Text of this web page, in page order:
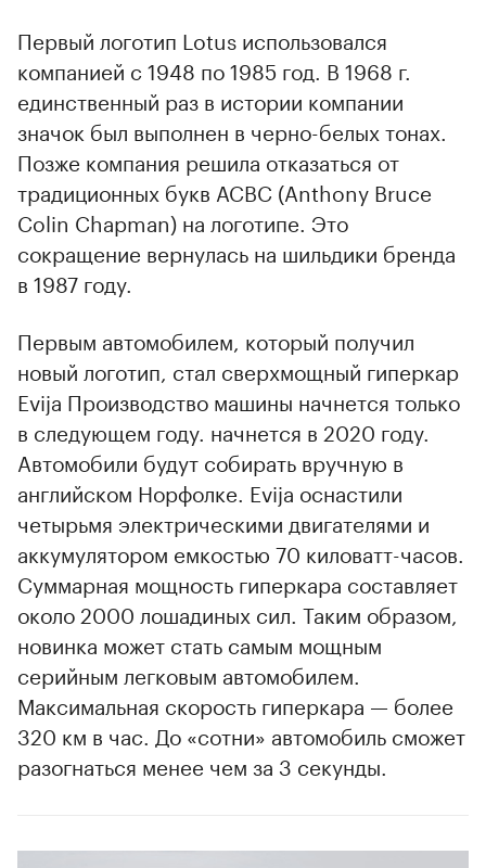
Первый логотип Lotus использовался
компанией с 1948 по 1985 год. В 1968 г.
единственный раз в истории компании
значок был выполнен в черно-белых тонах.
Позже компания решила отказаться от
традиционных букв ACBC (Anthony Bruce
Colin Chapman) на логотипе. Это
сокращение вернулась на шильдики бренда
в 1987 году.
Первым автомобилем, который получил
новый логотип, стал сверхмощный гиперкар
Evija Производство машины начнется только
в следующем году. начнется в 2020 году.
Автомобили будут собирать вручную в
английском Норфолке. Evija оснастили
четырьмя электрическими двигателями и
аккумулятором емкостью 70 киловатт-часов.
Суммарная мощность гиперкара составляет
около 2000 лошадиных сил. Таким образом,
новинка может стать самым мощным
серийным легковым автомобилем.
Максимальная скорость гиперкара — более
320 км в час. До «сотни» автомобиль сможет
разогнаться менее чем за 3 секунды.